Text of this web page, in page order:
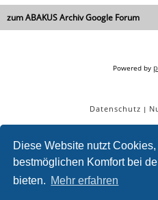
Diese Website nutzt
bestmöglichen Komfort bei
bieten. Mehr erfahren
zum ABAKUS Archiv Google Forum
Powered by
Datenschutz |
SEO Workshops |SEO Beratung|
SEO Tools gratis